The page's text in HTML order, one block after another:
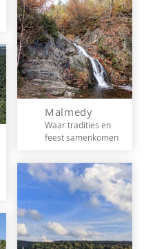
Malmedy
Waar tradities en
feest samenkomen